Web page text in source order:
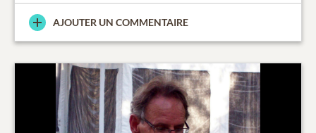
AJOUTER UN COMMENTAIRE